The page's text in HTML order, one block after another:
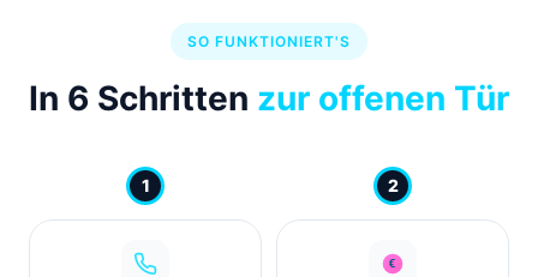
SO FUNKTIONIERT'S
In 6 Schritten zur offenen Tür
1 2